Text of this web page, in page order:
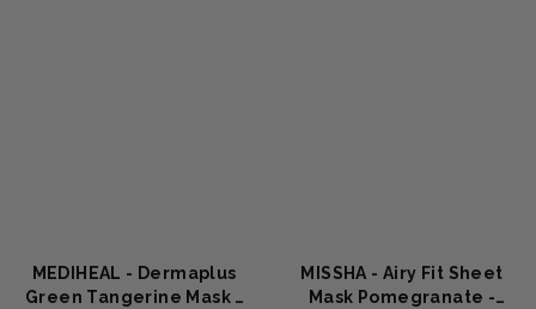
MEDIHEAL - Dermaplus
Green Tangerine Mask -
MISSHA - Airy Fit Sheet
Mask Pomegranate -